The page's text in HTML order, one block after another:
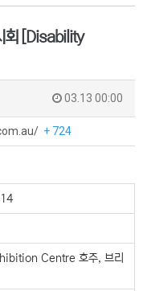
회 [Disability
03.13 00:00
+ 724
Centre 호주, 브리